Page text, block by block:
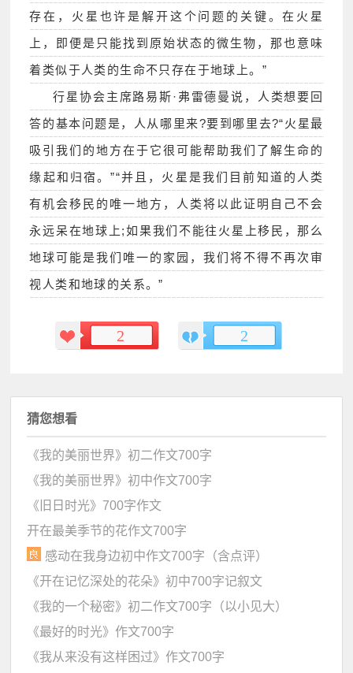
存在，火星也许是解开这个问题的关键。在火星
上，即便是只能找到原始状态的微生物，那也意味
着类似于人类的生命不只存在于地球上。”
行星协会主席路易斯·弗雷德曼说，人类想要回
答的基本问题是，人从哪里来?要到哪里去?“火星最
吸引我们的地方在于它很可能帮助我们了解生命的
缘起和归宿。”“并且，火星是我们目前知道的人类
有机会移民的唯一地方，人类将以此证明自己不会
永远呆在地球上;如果我们不能往火星上移民，那么
地球可能是我们唯一的家园，我们将不得不再次审
视人类和地球的关系。”
2 2
猜您想看
《我的美丽世界》初二作文700字
《我的美丽世界》初中作文700字
《旧日时光》700字作文
开在最美季节的花作文700字
感动在我身边初中作文700字（含点评）
《开在记忆深处的花朵》初中700字记叙文
《我的一个秘密》初二作文700字（以小见大）
《最好的时光》作文700字
《我从来没有这样困过》作文700字